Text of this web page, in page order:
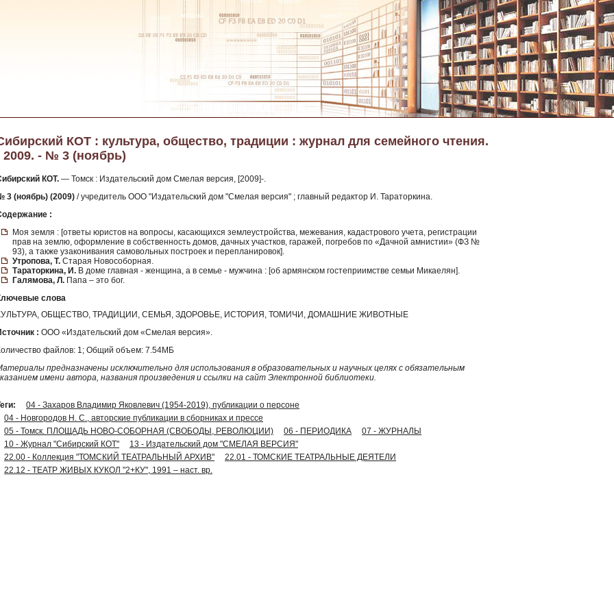
КОТ : культура, общество, традиции : журнал для семейного чтения.
2009. - № 3 (ноябрь)
КОТ. — Томск : Издательский дом Смелая версия, [2009]-.
3 (ноябрь) (2009) / учредитель ООО "Издательский дом "Смелая версия" ; главный редактор И. Тараторкина.
:
Моя земля : [ответы юристов на вопросы, касающихся землеустройства, межевания, кадастрового учета, регистрации
прав на землю, оформление в собственность домов, дачных участков, гаражей, погребов по «Дачной амнистии» (ФЗ №
93), а также узаконивания самовольных построек и перепланировок].
Утропова, Т. Cтарая Новособорная.
Тараторкина, И. В доме главная - женщина, а в семье - мужчина : [об армянском гостеприимстве семьи Микаелян].
Галямова, Л. Папа – это бог.
слова
ОБЩЕСТВО, ТРАДИЦИИ, СЕМЬЯ, ЗДОРОВЬЕ, ИСТОРИЯ, ТОМИЧИ, ДОМАШНИЕ ЖИВОТНЫЕ
: ООО «Издательский дом «Смелая версия».
файлов: 1; Общий объем: 7.54МБ
предназначены исключительно для использования в образовательных и научных целях с обязательным
имени автора, названия произведения и ссылки на сайт Электронной библиотеки.
04 - Захаров Владимир Яковлевич (1954-2019), публикации о персоне
04 - Новгородов Н. С., авторские публикации в сборниках и прессе
05 - Томск. ПЛОЩАДЬ НОВО-СОБОРНАЯ (СВОБОДЫ, РЕВОЛЮЦИИ)
06 - ПЕРИОДИКА
07 - ЖУРНАЛЫ
10 - Журнал "Сибирский КОТ"
13 - Издательский дом "СМЕЛАЯ ВЕРСИЯ"
22.00 - Коллекция "ТОМСКИЙ ТЕАТРАЛЬНЫЙ АРХИВ"
22.01 - ТОМСКИЕ ТЕАТРАЛЬНЫЕ ДЕЯТЕЛИ
22.12 - ТЕАТР ЖИВЫХ КУКОЛ "2+КУ", 1991 – наст. вр.